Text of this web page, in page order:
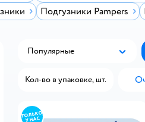
Подгузники Pampers
Популярные
Популярные
Кол-во в упаковке, шт.